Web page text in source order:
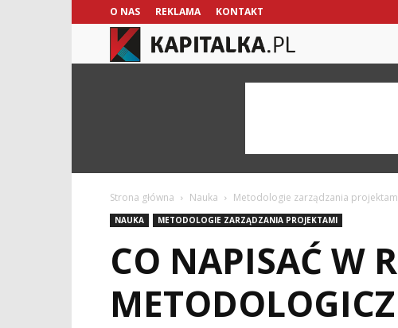
O NAS REKLAMA KONTAKT
Strona główna Nauka Metodologie zarządzania
NAUKA METODOLOGIE ZARZĄDZANIA PROJEKTAMI
CO NAPISAĆ W